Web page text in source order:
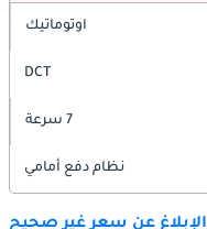
اوتوماتيك
DCT
7 سرعة
نظام دفع أمامي
الإبلاغ عن سعر غير صحيح